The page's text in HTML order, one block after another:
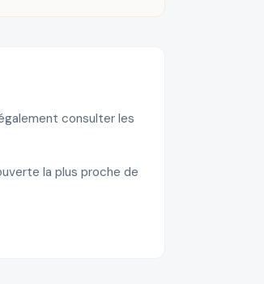
consulter les
la plus proche de